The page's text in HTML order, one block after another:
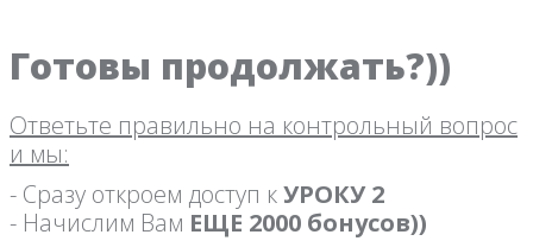
Готовы продолжать?))
Ответьте правильно на контрольный вопрос
и мы:
- Сразу откроем доступ кУРОКУ 2
- Начислим Вам ЕЩЕ 2000 бонусов))